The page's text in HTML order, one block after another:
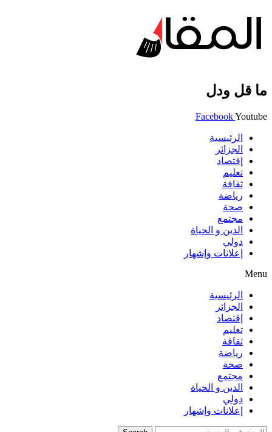
ما قل ودل
FacebookYoutube
الرئيسية
الجزائر
إقتصاد
تعليم
ثقافة
رياضة
صحة
مجتمع
الدين و الحياة
دولي
إعلانات وإشهار
Menu
الرئيسية
الجزائر
إقتصاد
تعليم
ثقافة
رياضة
صحة
مجتمع
الدين و الحياة
دولي
إعلانات وإشهار